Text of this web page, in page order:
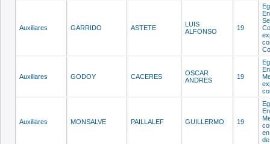
Auxiliares GARRIDO ASTETE
LUIS
ALFONSO
19
Auxiliares GODOY CACERES
OSCAR
ANDRES
19
Auxiliares MONSALVE PAILLALEF GUILLERMO 19